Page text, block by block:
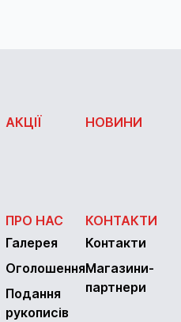
АКЦІЇ НОВИНИ
ПРО НАС
Галерея
Оголошення
Подання
рукописів
КОНТАКТИ
Контакти
Магазини-
партнери